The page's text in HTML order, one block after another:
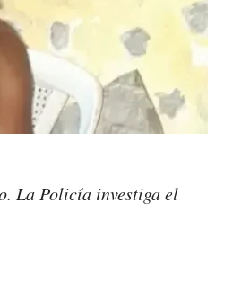
La Policía investiga el